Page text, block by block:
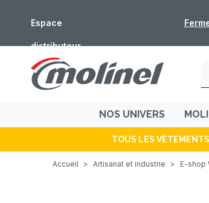
Espace
distributeur
estivale : les commandes de l'e-shop ne
NOS UNIVERS
TOUS LES VÊTEMENTS
Accueil > Artisanat et industrie > E-shop